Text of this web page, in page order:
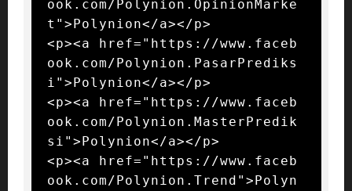
ook.com/Polynion.OpinionMarke
t">Polynion</a></p>
<p><a href="https://www.faceb
ook.com/Polynion.PasarPrediks
i">Polynion</a></p>
<p><a href="https://www.faceb
ook.com/Polynion.MasterPredik
si">Polynion</a></p>
<p><a href="https://www.faceb
ook.com/Polynion.Trend">Polyn